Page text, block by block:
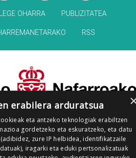
LEGE OHARRA PUBLIZITATEA
RSS
erabilera arduratsua
eta antzeko teknologiak erabiltzen
gordetzeko eta eskuratzeko, eta datu
zure IP helbidea, identifikatzaile
iragarki eta eduki pertsonalizatuak